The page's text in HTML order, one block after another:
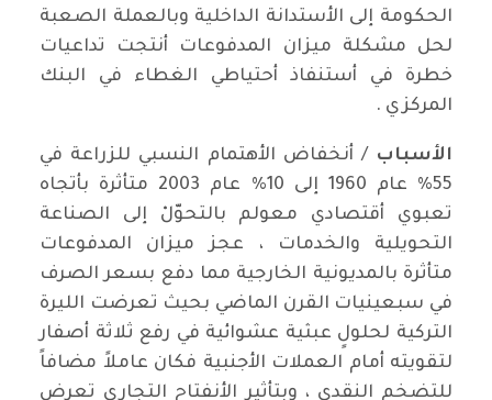
الحكومة إلى الأستدانة الداخلية وبالعملة الصعبة
لحل مشكلة ميزان المدفوعات أنتجت تداعيات
خطرة في أستنفاذ أحتياطي الغطاء في البنك
المركزي .
الأسباب / أنخفاض الأهتمام النسبي للزراعة في
55% عام 1960 إلى 10% عام 2003 متأثرة بأتجاه
تعبوي أقتصادي معولم بالتحوّلْ إلى الصناعة
التحويلية والخدمات ، عجز ميزان المدفوعات
متأثرة بالمديونية الخارجية مما دفع بسعر الصرف
في سبعينيات القرن الماضي بحيث تعرضت الليرة
التركية لحلولٍ عبثية عشوائية في رفع ثلاثة أصفار
لتقويته أمام العملات الأجنبية فكان عاملاً مضافاً
للتضخم النقدي ، وبتأثير الأنفتاح التجاري تعرض